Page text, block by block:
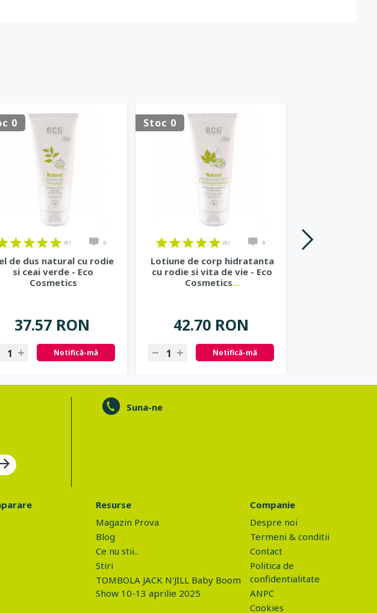
0
(5) 0
de dus natural cu rodie
si ceai verde - Eco
Cosmetics
37.57 RON
Notifică-mă
Stoc 0
(5) 0
Lotiune de corp hidratanta
cu rodie si vita de vie - Eco
Cosmetics...
42.70 RON
Notifică-mă
Suna-ne
Resurse
Magazin Prova
Blog
Ce nu stii..
Stiri
TOMBOLA JACK N'JILL Baby Boom
Show 10-13 aprilie 2025
Companie
Despre noi
Termeni & conditii
Contact
Politica de
confidentialitate
ANPC
Cookies